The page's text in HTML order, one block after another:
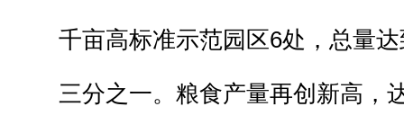
千亩高标准示范园区6处，总量
三分之一。粮食产量再创新高，